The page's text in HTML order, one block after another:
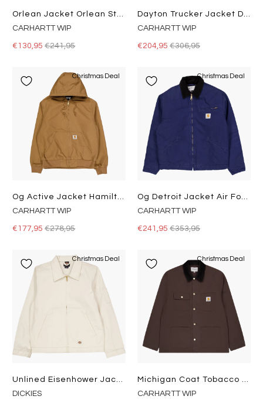
Orlean Jacket Orlean Stripe, Black / White
CARHARTT WIP
€130,95€241,95
Dayton Trucker Jacket Dusty H Brown / Tobacco
CARHARTT WIP
€204,95 €306,95
Christmas Deal
Og Active Jacket Hamilton Brown
CARHARTT WIP
€177,95€278,95
Christmas Deal
Og Detroit Jacket Air Force Blue / Black
CARHARTT WIP
€241,95 €353,95
Christmas Deal
Unlined Eisenhower Jacket Rec Whitecap Gray
DICKIES
Christmas Deal
Michigan Coat Tobacco / Black
CARHARTT WIP